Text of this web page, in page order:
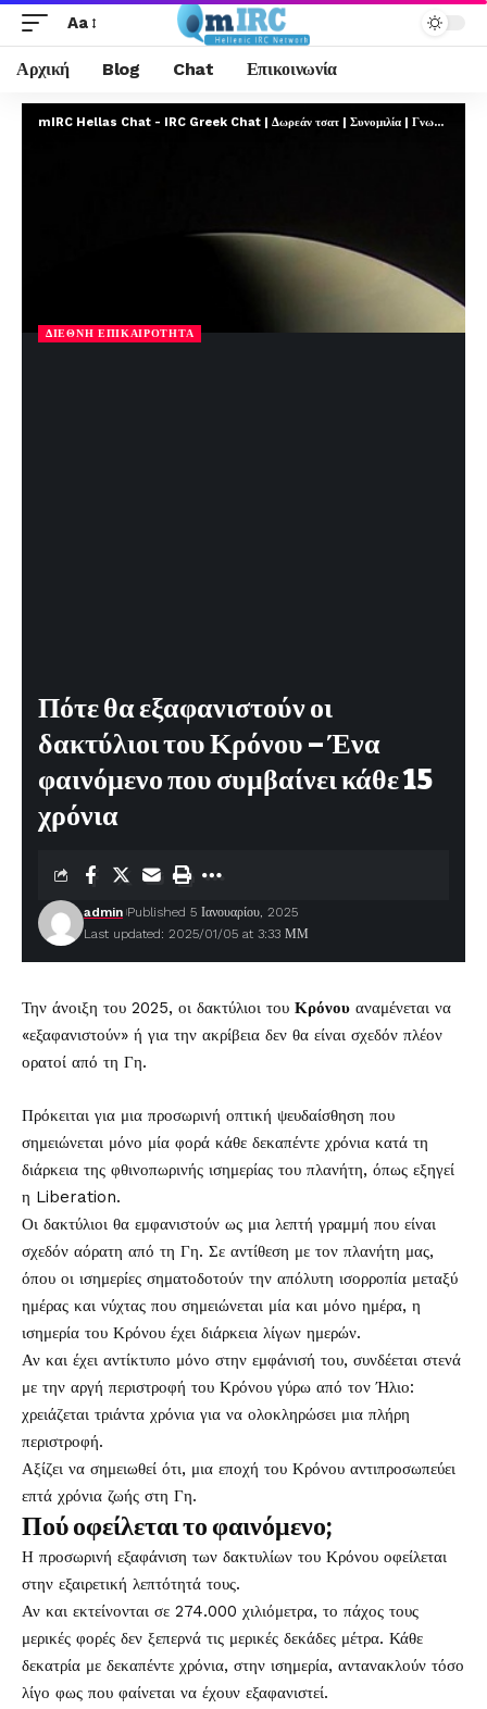
Aa
Αρχική Blog Chat Επικοινωνία
mIRC Hellas Chat - IRC Greek Chat | Δωρεάν τσατ | Συνομιλία | Γνωριμίες | FREE
ΔΙΕΘΝΉ ΕΠΙΚΑΙΡΌΤΗΤΑ
Πότε θα εξαφανιστούν οι
δακτύλιοι του Κρόνου – Ένα
φαινόμενο που συμβαίνει κάθε 15
χρόνια
Last updated: 2025/01/05 at 3:33 ΜΜ
admin Published 5 Ιανουαρίου, 2025
Την άνοιξη του 2025, οι δακτύλιοι του Κρόνου αναμένεται να
«εξαφανιστούν» ή για την ακρίβεια δεν θα είναι σχεδόν πλέον
ορατοί από τη Γη.
Πρόκειται για μια προσωρινή οπτική ψευδαίσθηση που
σημειώνεται μόνο μία φορά κάθε δεκαπέντε χρόνια κατά τη
διάρκεια της φθινοπωρινής ισημερίας του πλανήτη, όπως εξηγεί
η Liberation.
Οι δακτύλιοι θα εμφανιστούν ως μια λεπτή γραμμή που είναι
σχεδόν αόρατη από τη Γη. Σε αντίθεση με τον πλανήτη μας,
όπου οι ισημερίες σηματοδοτούν την απόλυτη ισορροπία μεταξύ
ημέρας και νύχτας που σημειώνεται μία και μόνο ημέρα, η
ισημερία του Κρόνου έχει διάρκεια λίγων ημερών.
Αν και έχει αντίκτυπο μόνο στην εμφάνισή του, συνδέεται στενά
με την αργή περιστροφή του Κρόνου γύρω από τον Ήλιο:
χρειάζεται τριάντα χρόνια για να ολοκληρώσει μια πλήρη
περιστροφή.
Αξίζει να σημειωθεί ότι, μια εποχή του Κρόνου αντιπροσωπεύει
επτά χρόνια ζωής στη Γη.
Πού οφείλεται το φαινόμενο;
Η προσωρινή εξαφάνιση των δακτυλίων του Κρόνου οφείλεται
στην εξαιρετική λεπτότητά τους.
Αν και εκτείνονται σε 274.000 χιλιόμετρα, το πάχος τους
μερικές φορές δεν ξεπερνά τις μερικές δεκάδες μέτρα. Κάθε
δεκατρία με δεκαπέντε χρόνια, στην ισημερία, αντανακλούν τόσο
λίγο φως που φαίνεται να έχουν εξαφανιστεί.